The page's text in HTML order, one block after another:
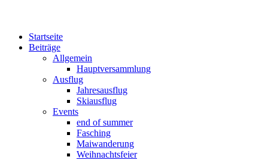
Startseite
Beiträge
Allgemein
Hauptversammlung
Ausflug
Jahresausflug
Skiausflug
Events
end of summer
Fasching
Maiwanderung
Weihnachtsfeier